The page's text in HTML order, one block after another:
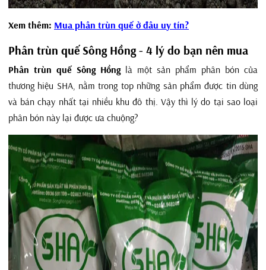
Xem thêm: Mua phân trùn quế ở đâu uy tín?
Phân trùn quế Sông Hồng - 4 lý do bạn nên mua
Phân trùn quế Sông Hồnglà một sản phẩm phân bón của
thương hiệu SHA, nằm trong top những sản phẩm được tin dùng
và bán chạy nhất tại nhiều khu đô thị. Vậy thì lý do tại sao loại
phân bón này lại được ưa chuộng?